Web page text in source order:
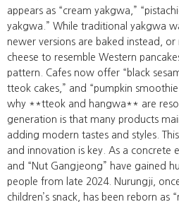
appears as “cream yakgwa,”
yakgwa.” While traditional yakgwa
newer versions are baked instead,
cheese to resemble Western
pattern. Cafes now offer “black
tteok cakes,” and “pumpkin
why **tteok and hangwa** are
generation is that many products
adding modern tastes and styles.
and innovation is key. As a concrete
and “Nut Gangjeong” have gained
people from late 2024. Nurungji,
children’s snack, has been reborn as